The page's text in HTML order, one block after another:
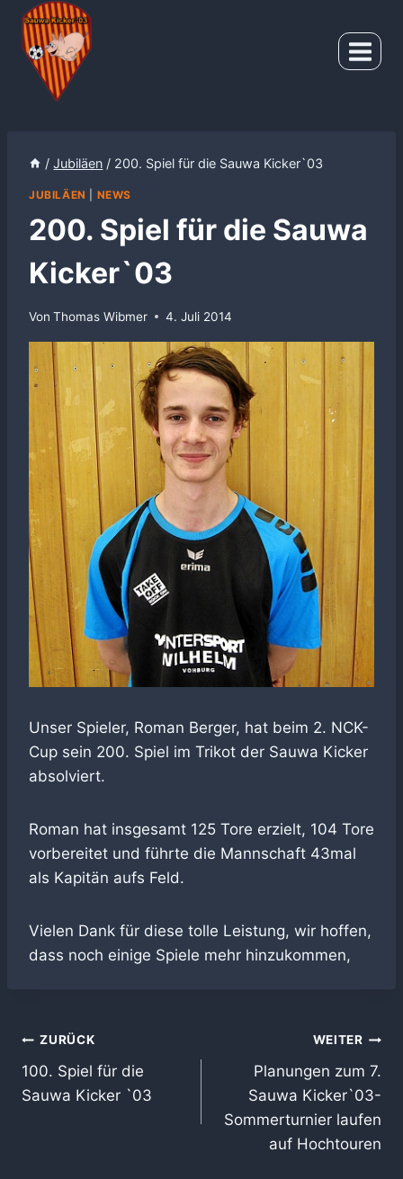
Zum
Inhalt
springen
/ Jubiläen / 200. Spiel für die Sauwa Kicker`03
JUBILÄEN NEWS
200. Spiel für die Sauwa
Kicker`03
Von Thomas Wibmer 4. Juli 2014
Unser Spieler, Roman Berger, hat beim 2. NCK-
Cup sein 200. Spiel im Trikot der Sauwa Kicker
absolviert.
Roman hat insgesamt 125 Tore erzielt, 104 Tore
vorbereitet und führte die Mannschaft 43mal
als Kapitän aufs Feld.
Vielen Dank für diese tolle Leistung, wir hoffen,
dass noch einige Spiele mehr hinzukommen,
Beitragsnavigation
ZURÜCK
100. Spiel für die
Sauwa Kicker `03
WEITER
Planungen zum 7.
Sauwa Kicker`03-
Sommerturnier laufen
auf Hochtouren